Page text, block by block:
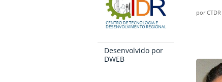
Desenvolvido por
DWEB
porCTDR